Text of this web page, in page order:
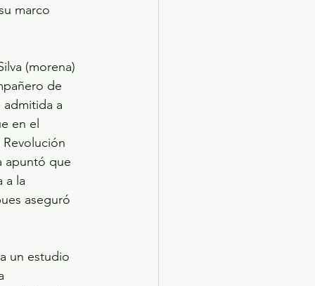
marco
(morena)
de
a
en el
apuntó que
a la
aseguró
un estudio